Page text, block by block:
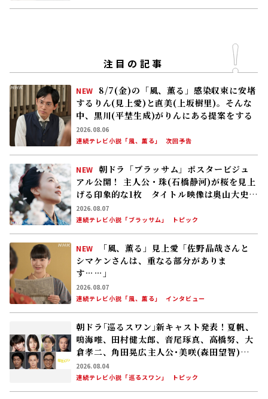
注目の記事
NEW
8/7(金)の「風、薫る」感染収束に安堵
するりん(見上愛)と直美(上坂樹里)。そんな
中、黒川(平埜生成)がりんにある提案をする
2026.08.06
連続テレビ小説「風、薫る」
次回予告
NEW 朝ドラ「ブラッサム」ポスタービジュ
アル公開！ 主人公・珠(石橋静河)が桜を見上
げる印象的な1枚 タイトル映像は奥山大史監
督、語りは三條雅幸アナ 2026年度後期放
送
2026.08.07
連続テレビ小説「ブラッサム」
トピック
NEW
「風、薫る」見上愛「佐野晶哉さんと
シマケンさんは、重なる部分がありま
す……」
2026.08.07
連続テレビ小説「風、薫る」
インタビュー
朝ドラ｢巡るスワン｣新キャスト発表！夏帆、
鳴海唯、田村健太郎、音尾琢真、高橋努、大
倉孝二、角田晃広――主人公･美咲(森田望智)が
交流する警察署の人々 2027年度前期放送
2026.08.04
連続テレビ小説「巡るスワン」
トピック